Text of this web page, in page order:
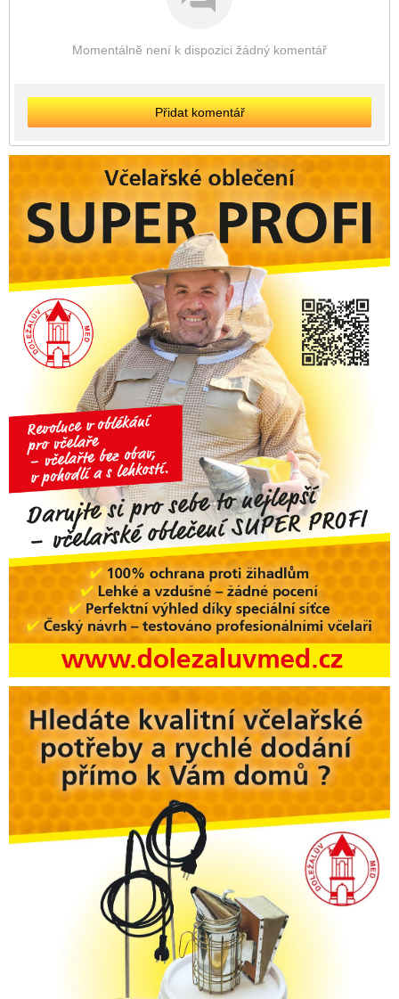
Momentálně není k dispozici žádný komentář
Přidat komentář